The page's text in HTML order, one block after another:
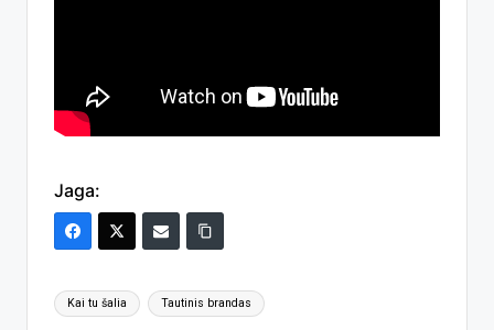
Jaga:
Tags:
Kai tu šalia Tautinis brandas